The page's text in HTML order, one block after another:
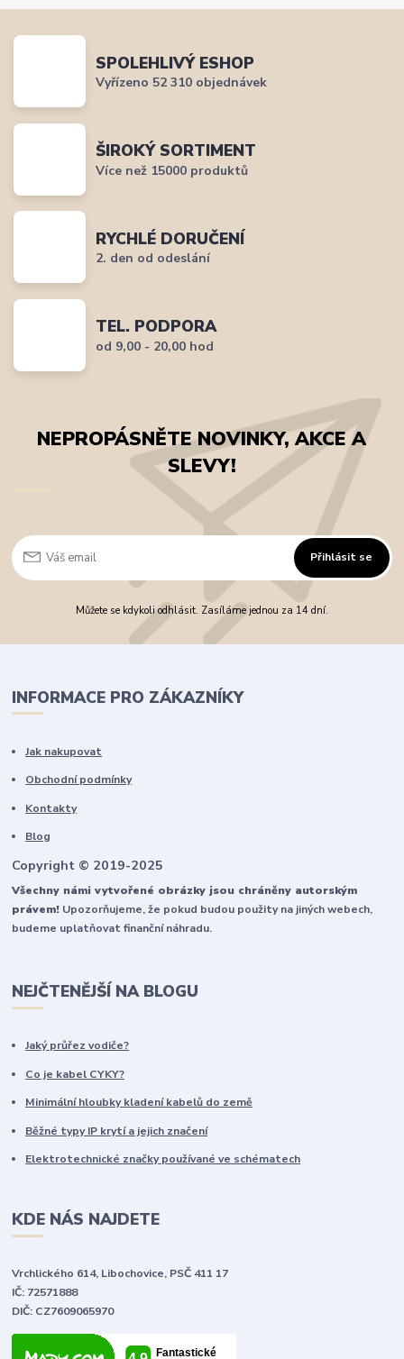
SPOLEHLIVÝ ESHOP
Vyřízeno 52 310 objednávek
ŠIROKÝ SORTIMENT
Více než 15000 produktů
RYCHLÉ DORUČENÍ
2. den od odeslání
TEL. PODPORA
od 9,00 - 20,00 hod
NEPROPÁSNĚTE NOVINKY, AKCE A
SLEVY!
Přihlásit se
Můžete se kdykoli odhlásit. Zasíláme jednou za 14 dní.
INFORMACE PRO ZÁKAZNÍKY
Jak nakupovat
Obchodní podmínky
Kontakty
Blog
Copyright © 2019-2025
Všechny námi vytvořené obrázky jsou chráněny autorským
právem! Upozorňujeme, že pokud budou použity na jiných webech,
budeme uplatňovat finanční náhradu.
NEJČTENĚJŠÍ NA BLOGU
Jaký průřez vodiče?
Co je kabel CYKY?
Minimální hloubky kladení kabelů do země
Běžné typy IP krytí a jejich značení
Elektrotechnické značky používané ve schématech
KDE NÁS NAJDETE
Vrchlického 614, Libochovice, PSČ 411 17
IČ: 72571888
DIČ: CZ7609065970